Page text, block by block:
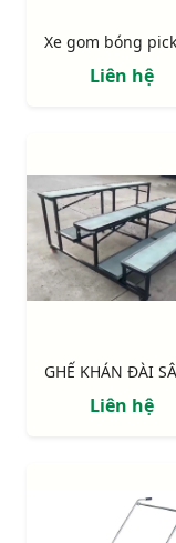
Liên hệ
Liên hệ